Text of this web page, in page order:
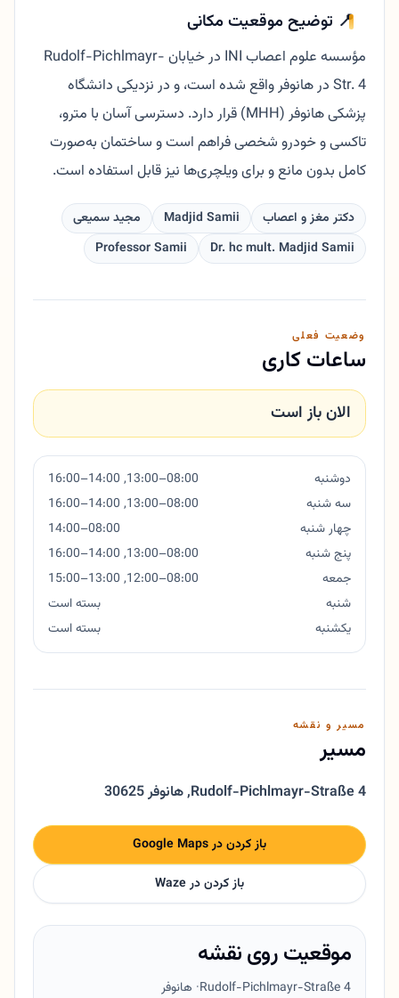
📍 توضیح موقعیت مکانی
مؤسسه علوم اعصاب INI در خیابان Rudolf-Pichlmayr-
Str. 4 در هانوفر واقع شده است، و در نزدیکی دانشگاه
پزشکی هانوفر (MHH) قرار دارد. دسترسی آسان با مترو،
تاکسی و خودرو شخصی فراهم است و ساختمان به‌صورت
کامل بدون مانع و برای ویلچری‌ها نیز قابل استفاده است.
دکتر مغز و اعصاب Madjid Samii
مجید سمیعی
Dr. hc mult. Madjid Samii
Professor Samii
وضعیت فعلی
ساعات کاری
الان باز است
دوشنبه
08:00–13:00, 14:00–16:00
سه شنبه
08:00–13:00, 14:00–16:00
چهار شنبه
08:00–14:00
پنج شنبه
08:00–13:00, 14:00–16:00
جمعه
08:00–12:00, 13:00–15:00
شنبه
بسته است
یکشنبه
بسته است
مسیر و نقشه
مسیر
Rudolf-Pichlmayr-Straße 4
,30625 هانوفر
باز کردن در Google Maps
باز کردن در Waze
موقعیت روی نقشه
Rudolf-Pichlmayr-Straße 4· هانوفر